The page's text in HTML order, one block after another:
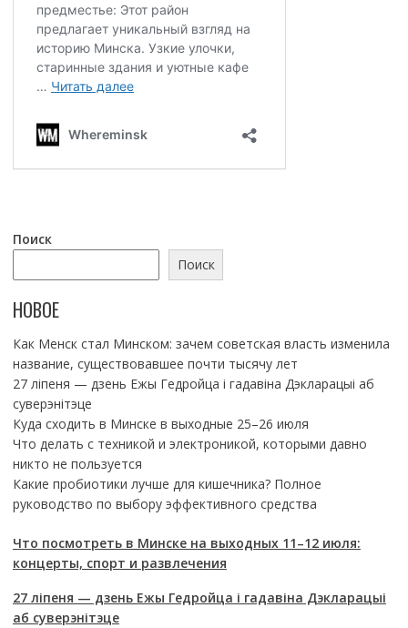
Поиск
Поиск
НОВОЕ
Как Менск стал Минском: зачем советская власть изменила
название, существовавшее почти тысячу лет
27 ліпеня — дзень Ежы Гедройца і гадавіна Дэкларацыі аб
суверэнітэце
Куда сходить в Минске в выходные 25–26 июля
Что делать с техникой и электроникой, которыми давно
никто не пользуется
Какие пробиотики лучше для кишечника? Полное
руководство по выбору эффективного средства
Что посмотреть в Минске на выходных 11–12 июля:
концерты, спорт и развлечения
27 ліпеня — дзень Ежы Гедройца і гадавіна Дэкларацыі
аб суверэнітэце